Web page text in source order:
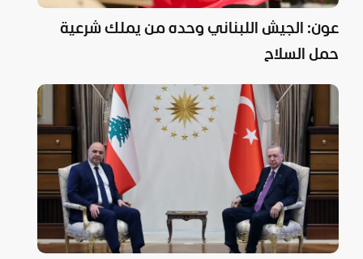
عون: الجيش اللبناني وحده من يملك شرعية
حمل السلاح